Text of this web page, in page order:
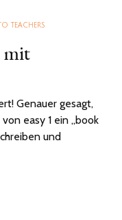
TEACHERS
Genauer gesagt,
easy 1 ein „book
und